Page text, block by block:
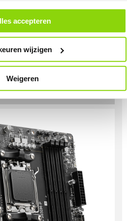
toestemming altijd intrekken, dit doe je
te klikken op ‘Cookievoorkeuren’
accepteren
wijzigen
Weigeren
die het meeste
de moederborden een
mm. Deze vormfactor is erg